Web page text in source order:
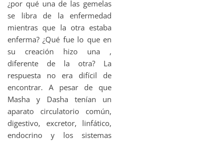
¿por qué una de las gemelas
se libra de la enfermedad
mientras que la otra estaba
enferma? ¿Qué fue lo que en
su creación hizo una ,
diferente de la otra? La
respuesta no era difícil de
encontrar. A pesar de que
Masha y Dasha tenían un
aparato circulatorio común,
digestivo, excretor, linfático,
endocrino y los sistemas